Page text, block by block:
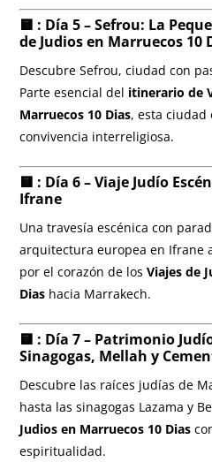
🟨 : Día 5 – Sefrou: La
de Judios en Marruecos 10
Descubre Sefrou, ciudad con
Parte esencial del itinerario de
Marruecos 10 Dias, esta ciudad
convivencia interreligiosa.
🟨 : Día 6 – Viaje Judío
Ifrane
Una travesía escénica con
arquitectura europea en Ifrane
por el corazón de los Viajes de
Diashacia Marrakech.
🟨 : Día 7 – Patrimonio
Sinagogas, Mellah y
Descubre las raíces judías de
hasta las sinagogas Lazama y
Judios en Marruecos 10 Dias
espiritualidad.